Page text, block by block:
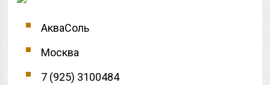
АкваСоль
Москва
7 (925) 3100484